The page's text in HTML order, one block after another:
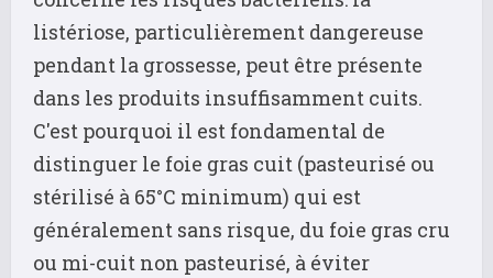
listériose, particulièrement dangereuse
pendant la grossesse, peut être présente
dans les produits insuffisamment cuits.
C'est pourquoi il est fondamental de
distinguer le foie gras cuit (pasteurisé ou
stérilisé à 65°C minimum) qui est
généralement sans risque, du foie gras cru
ou mi-cuit non pasteurisé, à éviter